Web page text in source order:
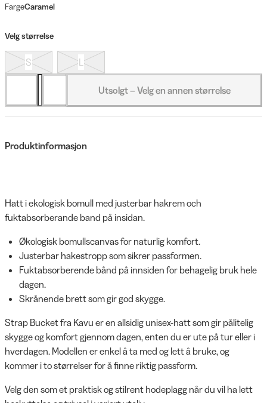
FargeCaramel
Velg størrelse
S L
Utsolgt – Velg en annen størrelse
Produktinformasjon
Hatt i ekologisk bomull med justerbar hakrem och
fuktabsorberande band på insidan.
Økologisk bomullscanvas for naturlig komfort.
Justerbar hakestropp som sikrer passformen.
Fuktabsorberende bånd på innsiden for behagelig bruk hele
dagen.
Skrånende brett som gir god skygge.
Strap Bucket fra Kavu er en allsidig unisex-hatt som gir pålitelig
skygge og komfort gjennom dagen, enten du er ute på tur eller i
hverdagen. Modellen er enkel å ta med og lett å bruke, og
kommer i to størrelser for å finne riktig passform.
Velg den som et praktisk og stilrent hodeplagg når du vil ha lett